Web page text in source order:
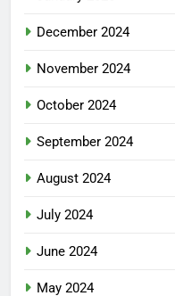
December 2024
November 2024
October 2024
September 2024
August 2024
July 2024
June 2024
May 2024